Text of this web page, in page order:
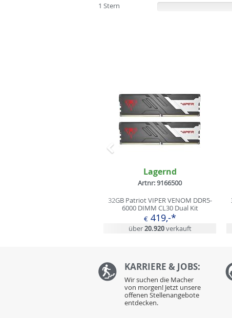
1 Stern
Lagernd
Artnr: 9166500
32GB Patriot VIPER VENOM DDR5-
6000 DIMM CL30 Dual Kit
419,-*
über20.920verkauft
Zurück
KARRIERE & JOBS:
Wir suchen die Macher
von morgen! Jetzt unsere
offenen Stellenangebote
entdecken.